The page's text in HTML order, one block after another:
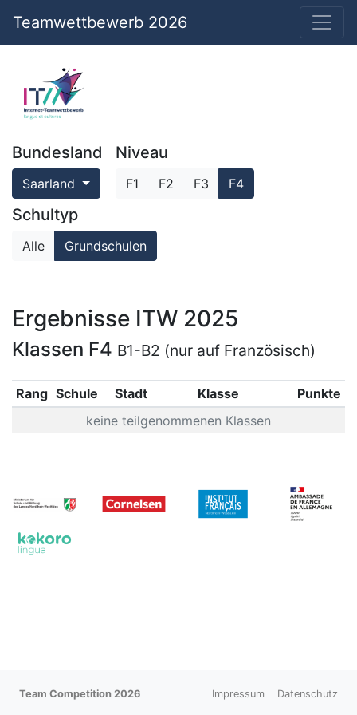
Teamwettbewerb 2026
Bundesland
Saarland
Niveau
F1 F2 F3 F4
Schultyp
Alle Grundschulen
Ergebnisse ITW 2025
Klassen F4 B1-B2 (nur auf Französisch)
Rang Schule Stadt Klasse
Punkte
keine teilgenommenen Klassen
Team Competition 2026 Impressum Datenschutz